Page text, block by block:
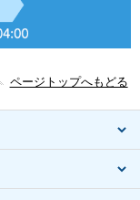
ページトップへもどる